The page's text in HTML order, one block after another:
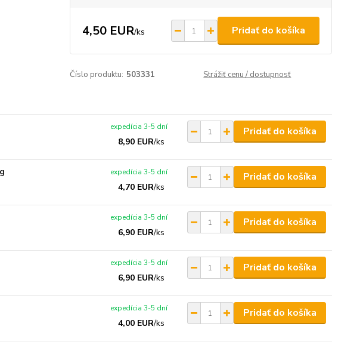
4,50 EUR/ks Pridať do košíka
Číslo produktu: 503331 Strážiť cenu / dostupnosť
8,90 EUR/ks
expedícia 3-5 dní Pridať do košíka
4,70 EUR/ks
expedícia 3-5 dní Pridať do košíka
6,90 EUR/ks
expedícia 3-5 dní Pridať do košíka
6,90 EUR/ks
expedícia 3-5 dní Pridať do košíka
4,00 EUR/ks
expedícia 3-5 dní Pridať do košíka